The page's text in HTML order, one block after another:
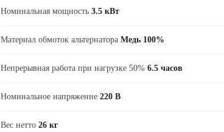
Номинальная мощность 3.5 кВт
Материал обмоток альтернатора Медь 100%
Непрерывная работа при нагрузке 50% 6.5 часов
Номинальное напряжение 220 В
Вес нетто 26 кг